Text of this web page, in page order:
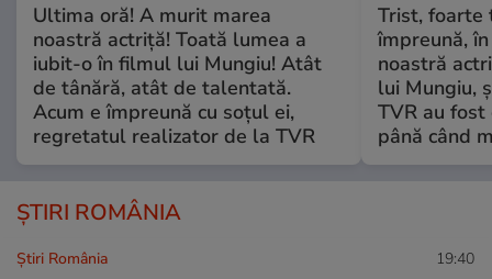
Ultima oră! A murit marea
noastră actriță! Toată lumea a
iubit-o în filmul lui Mungiu! Atât
de tânără, atât de talentată.
Acum e împreună cu soțul ei,
regretatul realizator de la TVR
Trist, foarte
împreună,
noastră
lui Mungiu,
TVR au
până când
ȘTIRI ROMÂNIA
Știri România 19:40